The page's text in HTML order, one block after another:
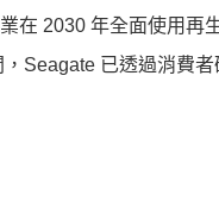
在 2030 年全面使用
Seagate 已透過消費